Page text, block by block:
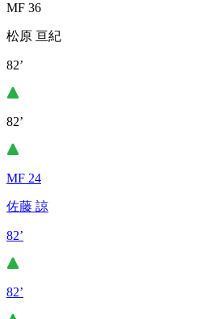
MF 36
松原 亘紀
82’
82’
MF 24
佐藤 諒
82’
82’